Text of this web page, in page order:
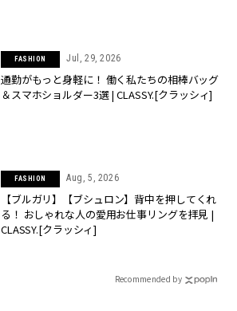
FASHION Jul, 29, 2026
通勤がもっと身軽に！ 働く私たちの相棒バッグ
＆スマホショルダー3選 | CLASSY.[クラッシィ]
FASHION Aug, 5, 2026
【ブルガリ】【ブシュロン】背中を押してくれ
る！ おしゃれな人の愛用お仕事リングを拝見 |
CLASSY.[クラッシィ]
Recommended by